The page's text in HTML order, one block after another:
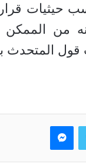
حيثيات قرار
من
المتحدث
تويتر ماسنجر